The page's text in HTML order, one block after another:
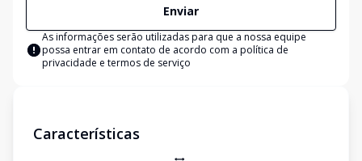
Enviar
As informações serão utilizadas para que a nossa equipe
possa entrar em contato de acordo com a política de
privacidade e termos de serviço
Características